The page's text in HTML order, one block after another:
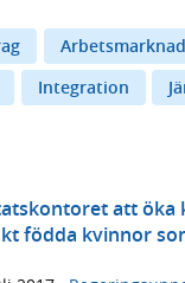
Integration
att öka
födda kvinnor